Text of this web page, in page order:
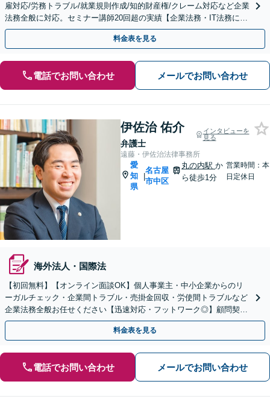
雇対応/労務トラブル/就業規則作成/知的財産権/クレーム対応など企業
法務全般に対応。セミナー講師20回超の実績【企業法務・IT法務に精
通】
料金表を見る
電話でお問い合わせ メールでお問い合わせ
伊佐治 佑介
弁護士
インタビューを
見る
遠藤・伊佐治法律事務所
愛
知
県
|
名古屋
市中区
丸の内駅か
ら徒歩1分
営業時間：本
日定休日
海外法人・国際法
【初回無料】【オンライン面談OK】個人事業主・中小企業からのリ
ーガルチェック・企業間トラブル・売掛金回収・労使間トラブルなど
企業法務全般お任せください【迅速対応・フットワーク◎】顧問契約
のご相談も【夜間・休日対応可能】【丸の内駅2分】
料金表を見る
電話でお問い合わせ メールでお問い合わせ